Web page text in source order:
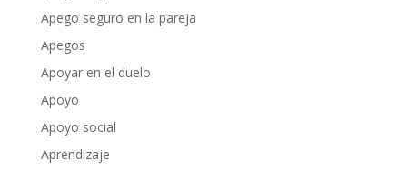
Apego seguro en la pareja
Apegos
Apoyar en el duelo
Apoyo
Apoyo social
Aprendizaje